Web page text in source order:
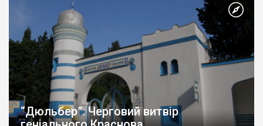
“Дюльбер”. Черговий витвір